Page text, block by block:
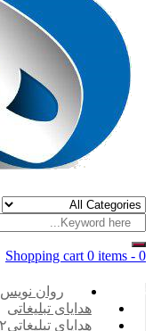
Shopping cart 0 items - 0
Categories
روان نویس
هدایای تبلیغاتی
هدایای تبلیغاتی۲